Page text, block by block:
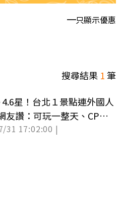
只顯示優惠
搜尋結果 1筆
星！台北１景點連外國人
友讚：可玩一整天、CP值
31 17:02:00 |